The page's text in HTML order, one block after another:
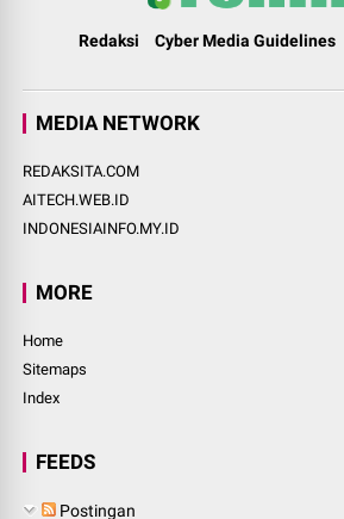
Redaksi Cyber Media Guidelines
MEDIA NETWORK
REDAKSITA.COM
AITECH.WEB.ID
INDONESIAINFO.MY.ID
MORE
Home
Sitemaps
Index
FEEDS
Postingan